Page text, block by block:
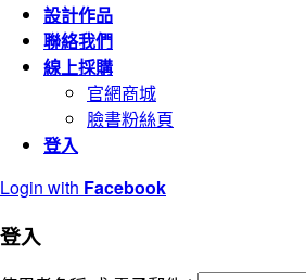
字:
設計作品
聯絡我們
線上採購
官網商城
臉書粉絲頁
登入
Login with Facebook
登入